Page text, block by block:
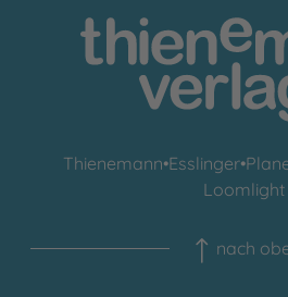
Thienemann•Esslinger•
Loomlight
nach